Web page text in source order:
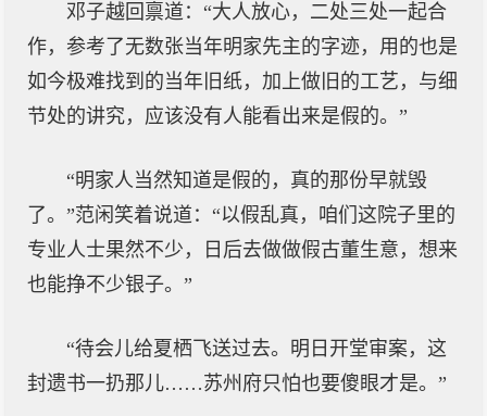
邓子越回禀道：“大人放心，二处三处一起合
作，参考了无数张当年明家先主的字迹，用的也是
如今极难找到的当年旧纸，加上做旧的工艺，与细
节处的讲究，应该没有人能看出来是假的。”
“明家人当然知道是假的，真的那份早就毁
了。”范闲笑着说道：“以假乱真，咱们这院子里的
专业人士果然不少，日后去做做假古董生意，想来
也能挣不少银子。”
“待会儿给夏栖飞送过去。明日开堂审案，这
封遗书一扔那儿……苏州府只怕也要傻眼才是。”